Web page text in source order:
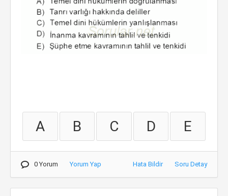
A B C D E
0 Yorum Yorum Yap Hata Bildir Soru Detay